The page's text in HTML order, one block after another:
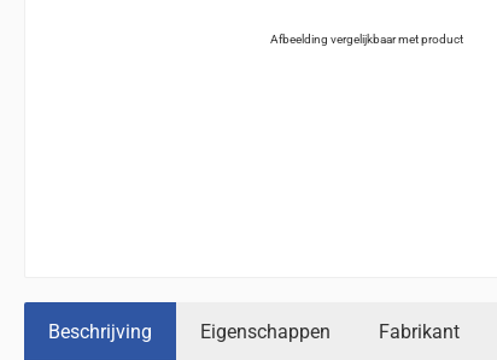
Afbeelding vergelijkbaar met product
Beschrijving Eigenschappen Fabrikant